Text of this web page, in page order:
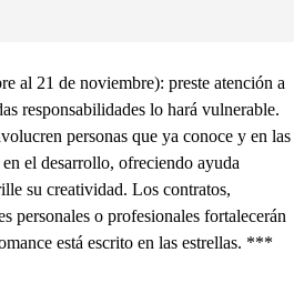
al 21 de noviembre): preste atención a
responsabilidades lo hará vulnerable.
personas que ya conoce y en las
el desarrollo, ofreciendo ayuda
su creatividad. Los contratos,
personales o profesionales fortalecerán
está escrito en las estrellas. ***